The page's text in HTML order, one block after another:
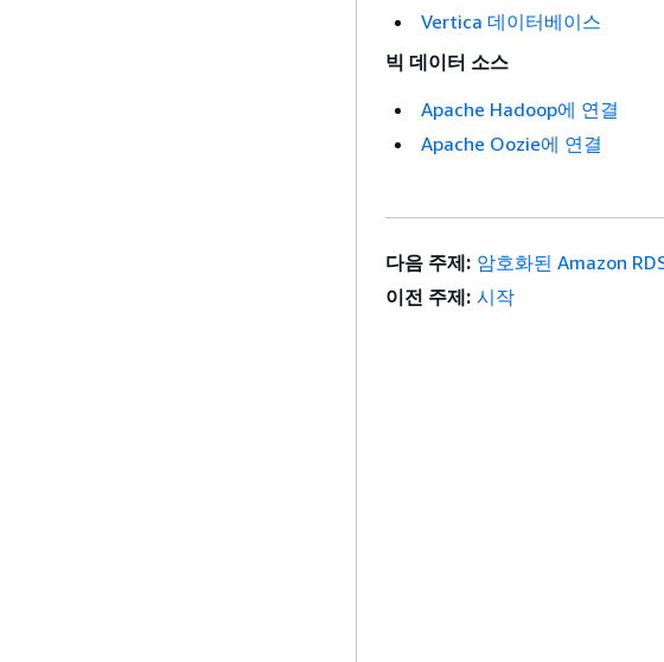
Vertica 데이터베이스
빅 데이터 소스
Apache Hadoop에 연결
Apache Oozie에 연결
다음 주제: 암호화된 Amazon
이전 주제: 시작